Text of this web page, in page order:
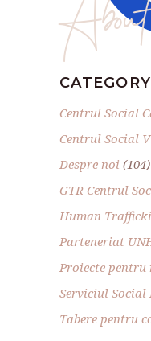
CATEGORY
Centrul Social
Centrul Social
Despre noi (104)
GTR Centrul
Human
Parteneriat
Proiecte
Serviciul
Tabere pentru